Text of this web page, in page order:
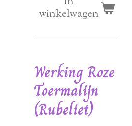
winkelwagen
Werking Roze
Toermalijn
(Rubeliet)